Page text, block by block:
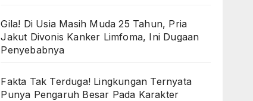
Gila! Di Usia Masih Muda 25 Tahun, Pria
Jakut Divonis Kanker Limfoma, Ini Dugaan
Penyebabnya
Fakta Tak Terduga! Lingkungan Ternyata
Punya Pengaruh Besar Pada Karakter